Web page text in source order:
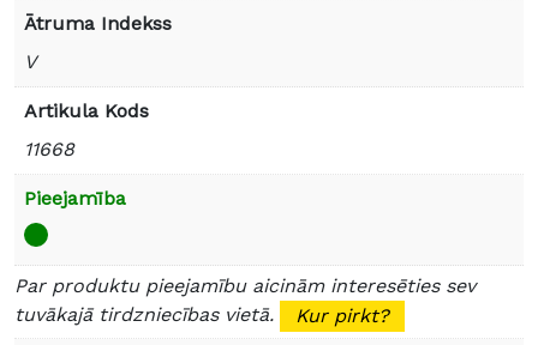
Ātruma Indekss
V
Artikula Kods
11668
Pieejamība
Par produktu pieejamību aicinām interesēties sev
tuvākajā tirdzniecības vietā.
Kur pirkt?